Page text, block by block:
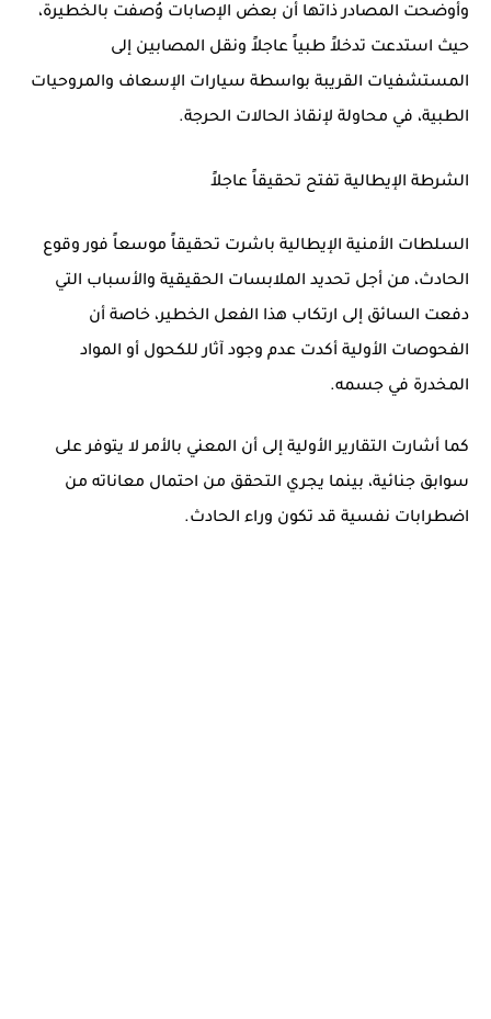
وأوضحت المصادر ذاتها أن بعض الإصابات وُصفت بالخطيرة،
حيث استدعت تدخلاً طبياً عاجلاً ونقل المصابين إلى
المستشفيات القريبة بواسطة سيارات الإسعاف والمروحيات
الطبية، في محاولة لإنقاذ الحالات الحرجة.
الشرطة الإيطالية تفتح تحقيقاً عاجلاً
السلطات الأمنية الإيطالية باشرت تحقيقاً موسعاً فور وقوع
الحادث، من أجل تحديد الملابسات الحقيقية والأسباب التي
دفعت السائق إلى ارتكاب هذا الفعل الخطير، خاصة أن
الفحوصات الأولية أكدت عدم وجود آثار للكحول أو المواد
المخدرة في جسمه.
كما أشارت التقارير الأولية إلى أن المعني بالأمر لا يتوفر على
سوابق جنائية، بينما يجري التحقق من احتمال معاناته من
اضطرابات نفسية قد تكون وراء الحادث.